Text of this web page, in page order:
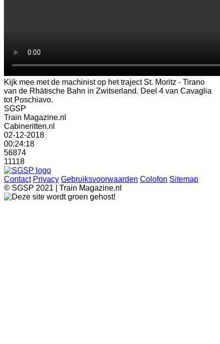
Kijk mee met de machinist op het traject St. Moritz - Tirano
van de Rhätische Bahn in Zwitserland. Deel 4 van Cavaglia
tot Poschiavo.
SGSP
Train Magazine.nl
Cabineritten.nl
02-12-2018
00:24:18
56874
11118
Contact Privacy Gebruiksvoorwaarden Colofon Sitemap
© SGSP 2021 | Train Magazine.nl